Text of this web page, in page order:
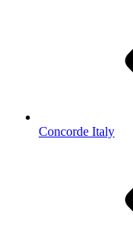
Concorde Italy